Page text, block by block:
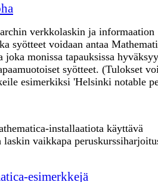
verkkolaskin ja informaation
syötteet voidaan antaa
joka monissa tapauksissa
syötteet. (Tulokset
esimerkiksi 'Helsinki notable
installaatiota käyttävä
laskin vaikkapa
esimerkkejä